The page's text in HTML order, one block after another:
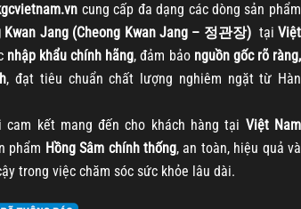
cung cấp đa dạng các dòng sản phẩm
Kwan Jang (Cheong Kwan Jang – 정관장)tại Việt
nhập khẩu chính hãng, đảm bảo nguồn gốc rõ ràng,
, đạt tiêu chuẩn chất lượng nghiêm ngặt từ Hàn
cam kết mang đến cho khách hàng tại Việt Nam
phẩm Hồng Sâm chính thống, an toàn, hiệu quả và
trong việc chăm sóc sức khỏe lâu dài.